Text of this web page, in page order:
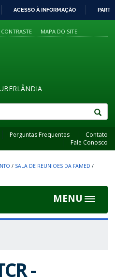
PARA
O
ACESSO À INFORMAÇÃO
MAPA DO SITE
Perguntas Frequentes
Contato
Fale Conosco
/ SALA DE REUNIOES DA FAMED /
MENU
Toggle
-